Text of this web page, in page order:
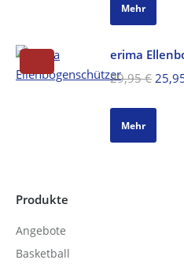
Mehr
erima
29,95€
Mehr
Produkte
Angebote
Basketball